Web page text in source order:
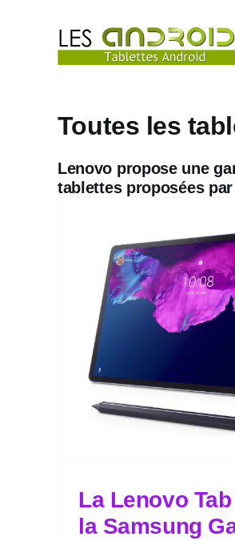
Toutes les
Lenovo propose une
tablettes proposées
La Lenovo
la Samsung